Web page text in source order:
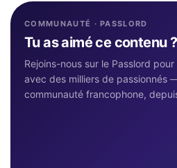
COMMUNAUTÉ · PASSLORD
Tu as aimé ce contenu ?
Rejoins-nous sur le Passlord
avec des milliers de passionnés
communauté francophone,